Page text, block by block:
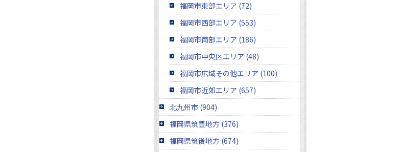
福岡市東部エリア (72)
福岡市西部エリア (553)
福岡市南部エリア (186)
福岡市中央区エリア (48)
福岡市広域その他エリア (100)
福岡市近郊エリア (657)
北九州市 (904)
福岡県筑豊地方 (376)
福岡県筑後地方 (674)